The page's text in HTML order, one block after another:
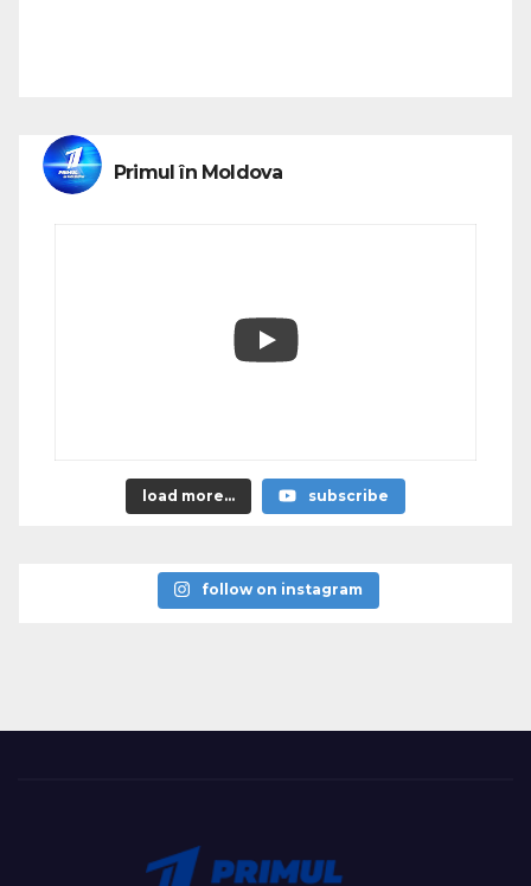
Primul în Moldova
load more... subscribe
follow on instagram